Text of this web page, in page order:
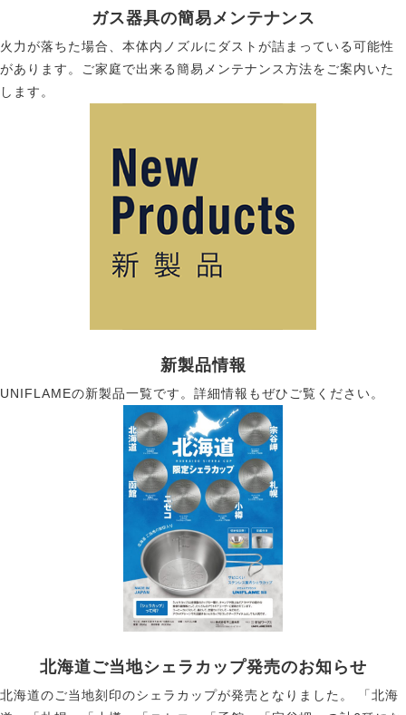
ガス器具の簡易メンテナンス
火力が落ちた場合、本体内ノズルにダストが詰まっている可能性
があります。ご家庭で出来る簡易メンテナンス方法をご案内いた
します。
新製品情報
UNIFLAMEの新製品一覧です。詳細情報もぜひご覧ください。
北海道ご当地シェラカップ発売のお知らせ
北海道のご当地刻印のシェラカップが発売となりました。 「北海